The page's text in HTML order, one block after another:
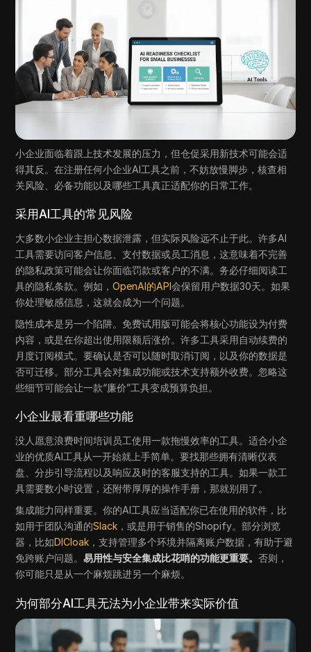
小企业面临着跟上技术发展的压力，但仓促采用新技术可能会适
得其反。在注册任何小企业AI工具之前，不妨放慢脚步，核查相
关风险、必备功能以及哪些工具真正适配你的日常工作。
采用AI工具的常见风险
大多数小企业主担心数据泄露，但实际风险远不止于此。许多AI
工具需要访问客户信息、支付数据或员工消息，这意味着不完善
的隐私政策可能会让你面临罚款或客户的不满。务必仔细阅读工
具的隐私条款。例如，OpenAI的API会保留用户数据30天。如果
你处理敏感信息，这就会成为一个问题。
隐性成本是另一个陷阱。免费试用版可能会将核心功能设为付费
内容，或是在你超出使用限额后涨价。许多工具采用自动续费的
月度订阅模式。要确认是否可以随时取消订阅，以及你的数据是
否可迁移。部分工具会对集成功能或技术支持额外收费。忽略这
些细节可能会让一款“廉价”工具变成预算负担。
小企业最看重哪些功能
没人愿意浪费时间培训员工使用一款拖慢效率的工具。适合小企
业的优质AI工具从一开始就上手简单。要找那些拥有清晰仪表
盘、分步引导流程以及响应及时的客服支持的工具。如果一款工
具需要数小时设置，还附带厚厚的操作手册，那就别用了。
集成能力同样重要。你的AI工具应当适配你已在使用的软件，比
如用于团队沟通的Slack ，或是用于销售的Shopify。部分浏览
器，比如DICloak ，支持管理多个环境并隔离账户数据，有助于避
免跨账户问题。易用性与安全集成比花哨的功能更重要。否则，
你可能只是从一个麻烦跳进另一个麻烦。
为何部分AI工具无法为小企业带来实际价值